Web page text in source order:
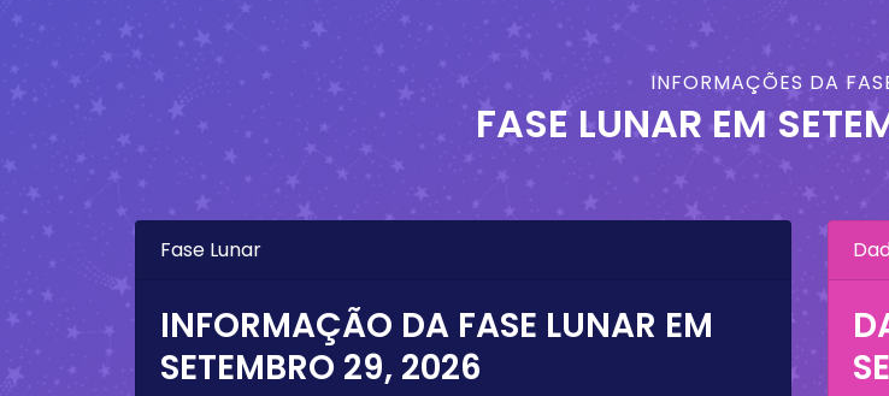
INFORMAÇÕES DA
FASE LUNAR EM
Fase Lunar
INFORMAÇÃO DA FASE LUNAR EM
SETEMBRO 29, 2026